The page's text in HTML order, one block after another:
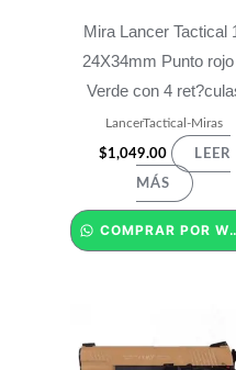
Mira Lancer Tactical
24X34mm Punto
Verde con 4
LancerTactical-Miras
$1,049.00 LEER
MÁS